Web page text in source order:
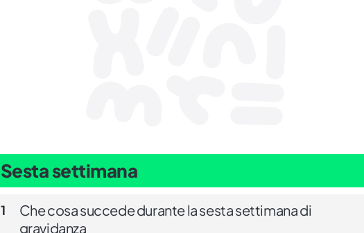
Sesta settimana
1
Che cosa succede durante la sesta settimana di
gravidanza